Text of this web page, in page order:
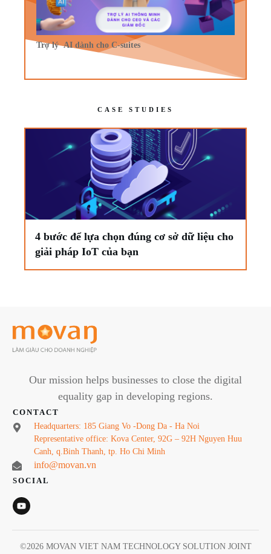
Trợ lý AI dành cho C-suites
CASE STUDIES
4 bước để lựa chọn đúng cơ sở dữ liệu cho
giải pháp IoT của bạn
Our mission helps businesses to close the digital
equality gap in developing regions.
CONTACT
Headquarters: 185 Giang Vo -Dong Da - Ha Noi
Representative office: Kova Center, 92G – 92H Nguyen Huu
Canh, q.Binh Thanh, tp. Ho Chi Minh
info@movan.vn
SOCIAL
©2026 MOVAN VIET NAM TECHNOLOGY SOLUTION JOINT